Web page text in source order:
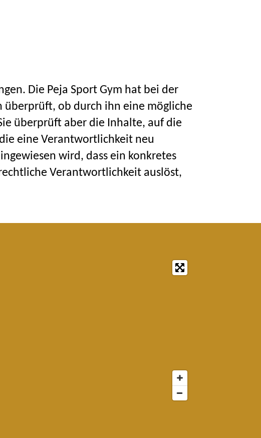
Die Peja Sport Gym hat bei der
ob durch ihn eine mögliche
überprüft aber die Inhalte, auf die
eine Verantwortlichkeit neu
wird, dass ein konkretes
Verantwortlichkeit auslöst,